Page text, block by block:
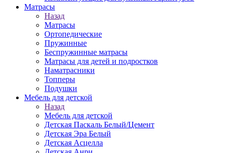
Матраcы
Назад
Матраcы
Ортопедические
Пружинные
Беспружинные матрасы
Матрасы для детей и подростков
Наматрасники
Топперы
Подушки
Мебель для детской
Назад
Мебель для детской
Детская Паскаль Белый/Цемент
Детская Эра Белый
Детская Асцелла